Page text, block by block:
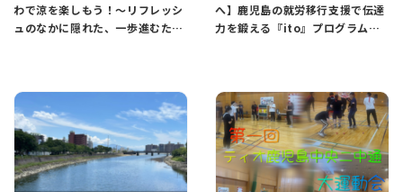
わで涼を楽しもう！〜リフレッシ
ュのなかに隠れた、一歩進むため
へ】鹿児島の就労移行支援で伝達
力を鍛える『ito』プログラム紹